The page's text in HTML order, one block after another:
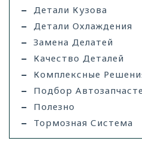
Детали Кузова
Детали Охлаждения
Замена Делатей
Качество Деталей
Комплексные
Подбор
Полезно
Тормозная Система